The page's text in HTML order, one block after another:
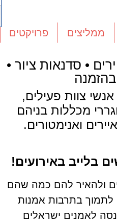
ממליצים פרויקטים
• סדנאות ציור •
בהזמנה
ציירימים מונים 18 אנשי צוות פעילים,
מכללות בניהם
ואנימטורים.
בלייב באירועים!
ולהאיר להם כמה שהם
לתמוך בתרבות אמנות
לאמנים ישראלים